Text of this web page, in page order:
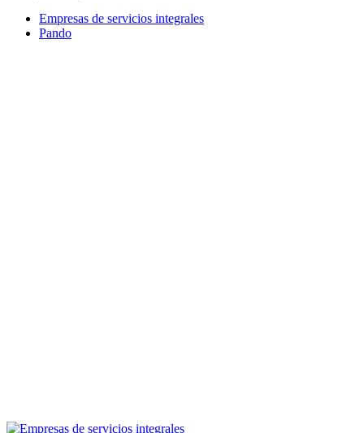
Empresas de servicios integrales
Pando